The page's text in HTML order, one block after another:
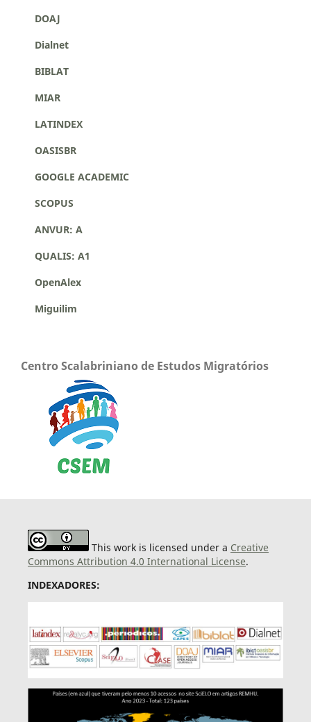
DOAJ
Dialnet
BIBLAT
MIAR
LATINDEX
OASISBR
GOOGLE ACADEMIC
SCOPUS
ANVUR: A
QUALIS: A1
OpenAlex
Miguilim
Centro Scalabriniano de Estudos Migratórios
This work is licensed under a Creative
Commons Attribution 4.0 International License.
INDEXADORES: